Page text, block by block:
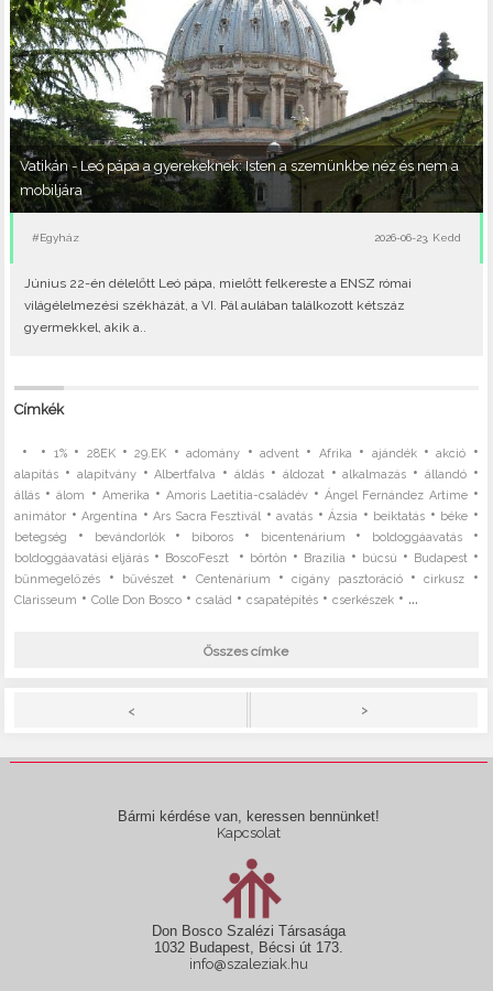
Vatikán - Leó pápa a gyerekeknek: Isten a szemünkbe néz és nem a
mobiljára
#Egyház 2026-06-23, Kedd
Június 22-én délelőtt Leó pápa, mielőtt felkereste a ENSZ római
világélelmezési székházát, a VI. Pál aulában találkozott kétszáz
gyermekkel, akik a..
Címkék
• • 1%• 28EK•29.EK •adomány •advent • Afrika • ajándék•akció •
alapítás • alapítvány•Albertfalva •áldás • áldozat•alkalmazás • állandó•
állás •álom • Amerika • Amoris Laetitia-családév •Ángel Fernández Artime•
animátor •Argentína •Ars Sacra Fesztivál •avatás •Ázsia • beiktatás • béke •
betegség • bevándorlók• bíboros • bicentenárium • boldoggáavatás•
boldoggáavatási eljárás • BoscoFeszt • börtön • Brazília • búcsú • Budapest•
bűnmegelőzés • bűvészet• Centenárium •cigány pasztoráció•cirkusz •
Clarisseum •Colle Don Bosco •család •csapatépítés •cserkészek • ...
Összes címke
< >
Bármi kérdése van, keressen bennünket!
Kapcsolat
Don Bosco Szalézi Társasága
1032 Budapest, Bécsi út 173.
info@szaleziak.hu